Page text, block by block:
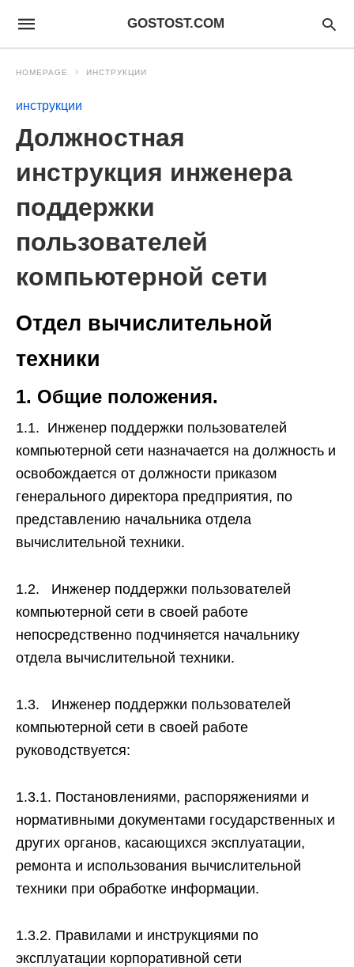
GOSTOST.COM
HOMEPAGE ИНСТРУКЦИИ
инструкции
Должностная
инструкция инженера
поддержки
пользователей
компьютерной сети
Отдел вычислительной
техники
1. Общие положения.
1.1. Инженер поддержки пользователей
компьютерной сети назначается на должность и
освобождается от должности приказом
генерального директора предприятия, по
представлению начальника отдела
вычислительной техники.
1.2. Инженер поддержки пользователей
компьютерной сети в своей работе
непосредственно подчиняется начальнику
отдела вычислительной техники.
1.3. Инженер поддержки пользователей
компьютерной сети в своей работе
руководствуется:
1.3.1. Постановлениями, распоряжениями и
нормативными документами государственных и
других органов, касающихся эксплуатации,
ремонта и использования вычислительной
техники при обработке информации.
1.3.2. Правилами и инструкциями по
эксплуатации корпоративной сети